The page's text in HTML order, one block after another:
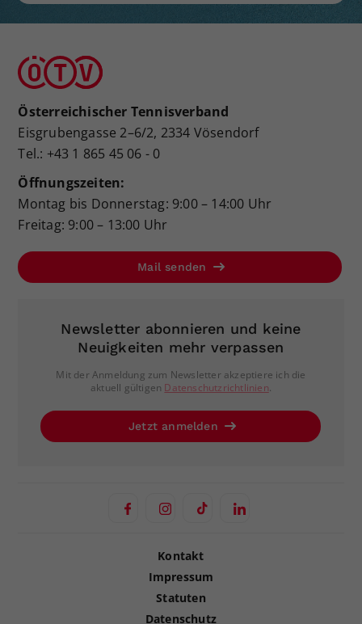
Österreichischer Tennisverband
Eisgrubengasse 2–6/2, 2334 Vösendorf
Tel.: +43 1 865 45 06 - 0
Öffnungszeiten:
Montag bis Donnerstag: 9:00 – 14:00 Uhr
Freitag: 9:00 – 13:00 Uhr
Mail senden
Newsletter abonnieren und keine
Neuigkeiten mehr verpassen
Mit der Anmeldung zum Newsletter akzeptiere ich die
aktuell gültigen Datenschutzrichtlinien.
Jetzt anmelden
Kontakt
Impressum
Statuten
Datenschutz